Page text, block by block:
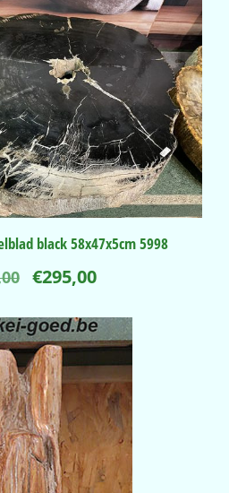
black 58x47x5cm 5998
Oorspronkelijke
€365,00.
€295,00Huidige
€295,00.